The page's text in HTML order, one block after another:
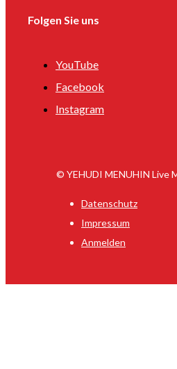
Folgen Sie uns
YouTube
Facebook
Instagram
© YEHUDI MENUHIN Live
Datenschutz
Impressum
Anmelden